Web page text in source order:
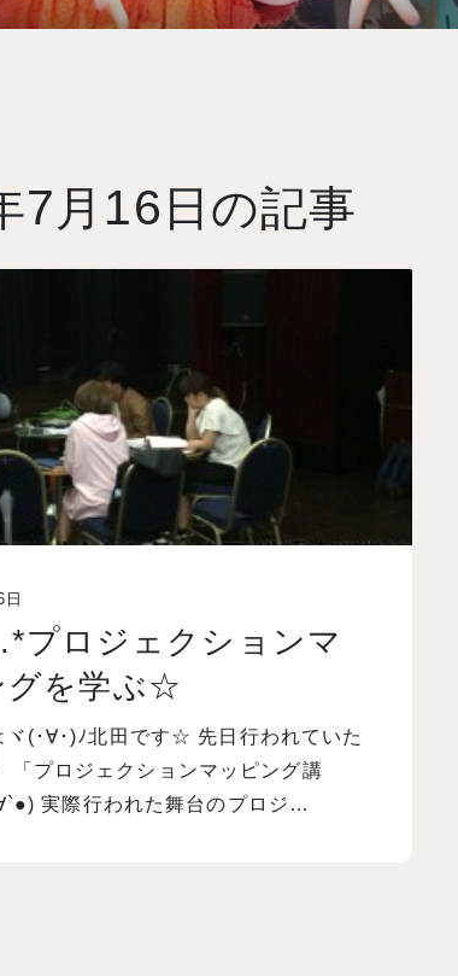
7 月 16 日の記事
.*プロジェクションマ
グを学ぶ☆
ヾ(･∀･)ﾉ北田です☆ 先日行われていた
「プロジェクションマッピング講
実際行われた舞台のプロジ…